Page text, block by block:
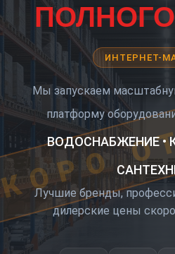
ИНТЕРНЕТ-
Мы запускаем
платформу
ВОДОСНАБЖЕНИЕ •
Лучшие бренды,
дилерские цены